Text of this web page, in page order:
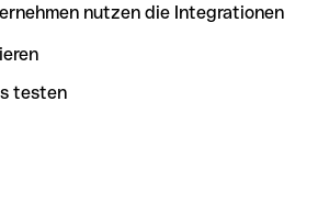
nutzen die Integrationen
testen